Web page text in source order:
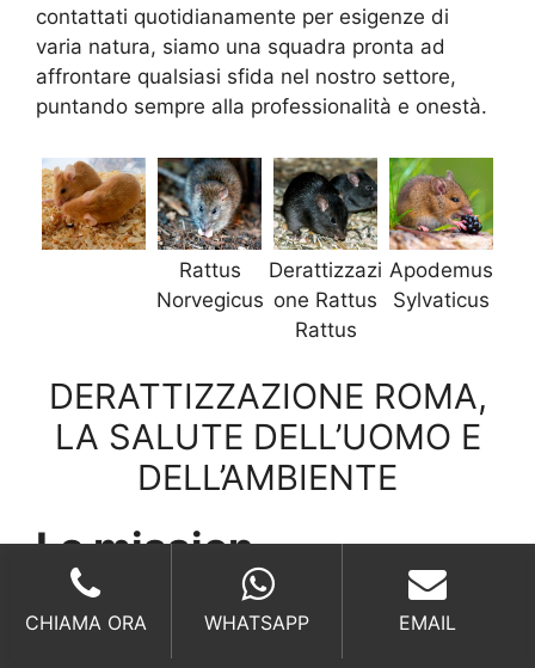
contattati quotidianamente per esigenze di
varia natura, siamo una squadra pronta ad
affrontare qualsiasi sfida nel nostro settore,
puntando sempre alla professionalità e onestà.
Rattus
Norvegicus
Derattizzazi
one Rattus
Rattus
Apodemus
Sylvaticus
DERATTIZZAZIONE ROMA,
LA SALUTE DELL’UOMO E
DELL’AMBIENTE
La mission.
La mission di Derattizzazione Roma è sempre
CHIAMA ORA WHATSAPP EMAIL